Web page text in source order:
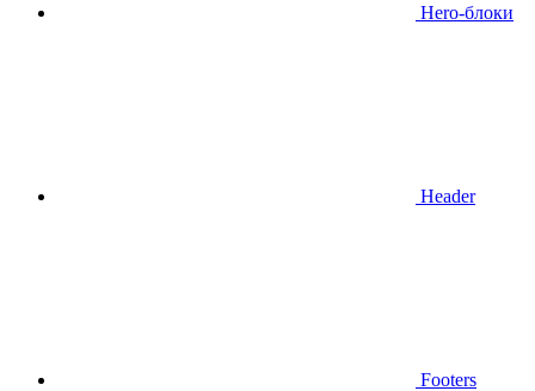
Hero-блоки
Header
Footers